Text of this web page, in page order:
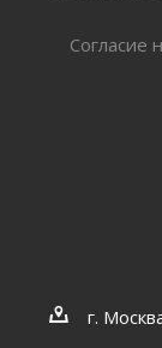
Согласие
г.